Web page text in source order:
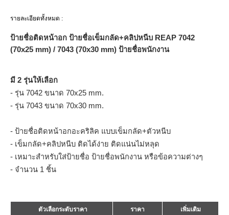
รายละเอียดทั้งหมด :
ป้ายชื่อติดหน้าอก ป้ายชื่อเข็มกลัด+คลิปหนีบ REAP 7042
(70x25 mm) / 7043 (70x30 mm) ป้ายชื่อพนักงาน
มี 2 รุ่นให้เลือก
- รุ่น 7042 ขนาด 70x25 mm.
- รุ่น 7043 ขนาด 70x30 mm.
- ป้ายชื่อติดหน้าอกอะคริลิค แบบเข็มกลัด+ตัวหนีบ
- เข็มกลัด+คลิปหนีบ ติดได้ง่าย ติดแน่นไม่หลุด
- เหมาะสำหรับใส่ป้ายชื่อ ป้ายชื่อพนักงาน หรือข้อความต่างๆ
- จำนวน 1 ชิ้น
ตัวเลือกระดับราคา ราคา
เพิ่มเติม